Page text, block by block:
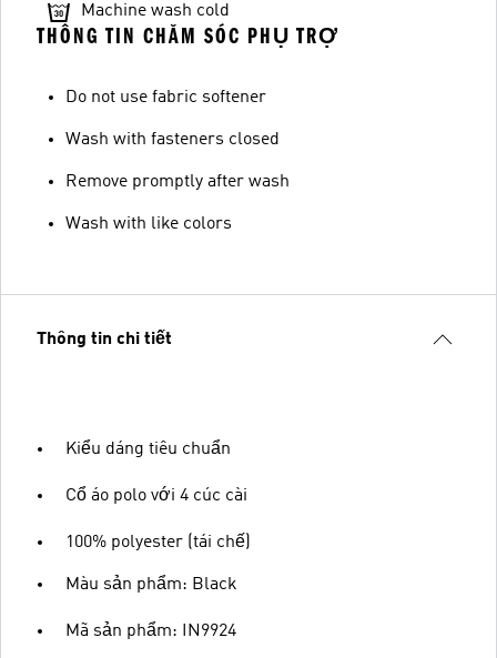
Machine wash cold
THÔNG TIN CHĂM SÓC PHỤ TRỢ
Do not use fabric softener
Wash with fasteners closed
Remove promptly after wash
Wash with like colors
Thông tin chi tiết
Kiểu dáng tiêu chuẩn
Cổ áo polo với 4 cúc cài
100% polyester (tái chế)
Màu sản phẩm: Black
Mã sản phẩm: IN9924